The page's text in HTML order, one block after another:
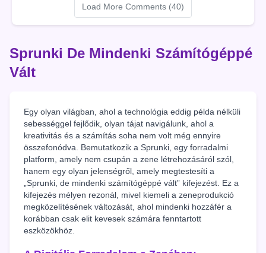
Load More Comments (40)
Sprunki De Mindenki Számítógéppé
Vált
Egy olyan világban, ahol a technológia eddig példa nélküli
sebességgel fejlődik, olyan tájat navigálunk, ahol a
kreativitás és a számítás soha nem volt még ennyire
összefonódva. Bemutatkozik a Sprunki, egy forradalmi
platform, amely nem csupán a zene létrehozásáról szól,
hanem egy olyan jelenségről, amely megtestesíti a
„Sprunki, de mindenki számítógéppé vált” kifejezést. Ez a
kifejezés mélyen rezonál, mivel kiemeli a zeneprodukció
megközelítésének változását, ahol mindenki hozzáfér a
korábban csak elit kevesek számára fenntartott
eszközökhöz.